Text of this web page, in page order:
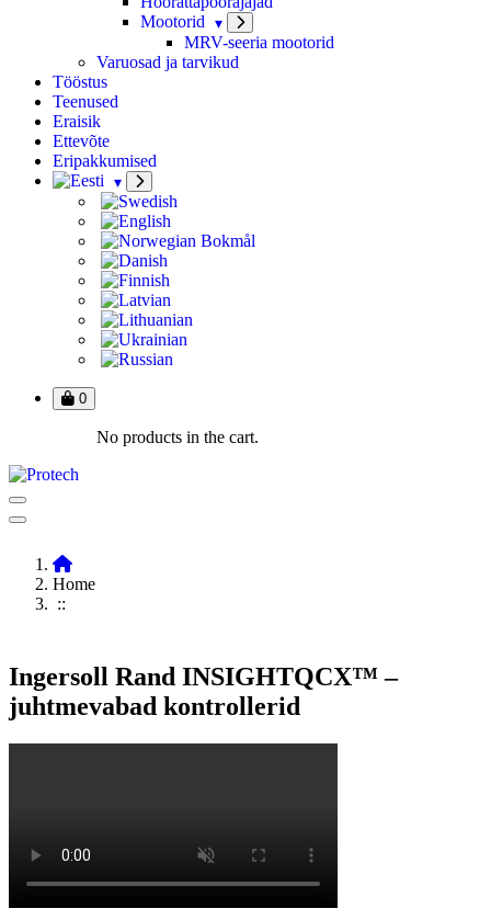
Mootorid
MRV-seeria mootorid
Varuosad ja tarvikud
Tööstus
Teenused
Eraisik
Ettevõte
Eripakkumised
0
No products in the cart.
Home
::
Ingersoll Rand INSIGHTQCX™ –
juhtmevabad kontrollerid